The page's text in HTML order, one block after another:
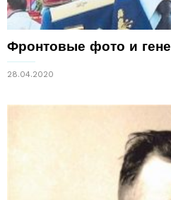
Фронтовые фото и
28.04.2020